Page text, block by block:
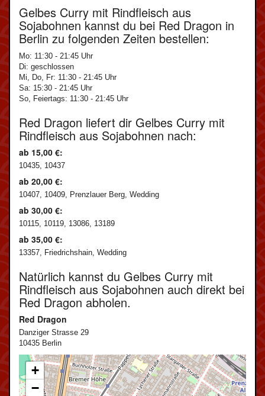
Gelbes Curry mit Rindfleisch aus
Sojabohnen kannst du bei Red Dragon in
Berlin zu folgenden Zeiten bestellen:
Mo: 11:30 - 21:45 Uhr
Di: geschlossen
Mi, Do, Fr: 11:30 - 21:45 Uhr
Sa: 15:30 - 21:45 Uhr
So, Feiertags: 11:30 - 21:45 Uhr
Red Dragon liefert dir Gelbes Curry mit
Rindfleisch aus Sojabohnen nach:
ab 15,00 €:
10435, 10437
ab 20,00 €:
10407, 10409, Prenzlauer Berg, Wedding
ab 30,00 €:
10115, 10119, 13086, 13189
ab 35,00 €:
13357, Friedrichshain, Wedding
Natürlich kannst du Gelbes Curry mit
Rindfleisch aus Sojabohnen auch direkt bei
Red Dragon abholen.
Red Dragon
Danziger Strasse 29
10435 Berlin
+
−